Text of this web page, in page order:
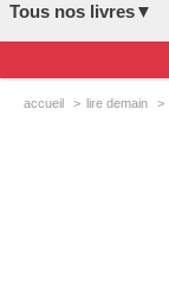
Tous nos livres▼
accueil lire demain